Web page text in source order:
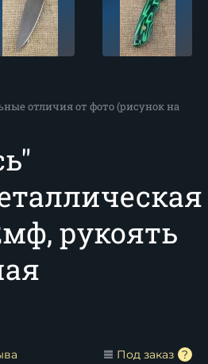
отличия от фото (рисунок на
рукоять
Под заказ